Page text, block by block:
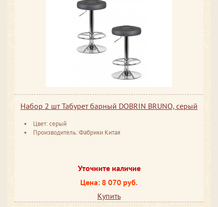
Набор 2 шт Табурет барный DOBRIN BRUNO, серый
Цвет: серый
Производитель: Фабрики Китая
Уточните наличие
Цена: 8 070 руб.
Купить